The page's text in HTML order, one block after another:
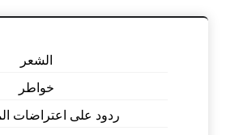
الشعر
خواطر
ردود على اعتراضات